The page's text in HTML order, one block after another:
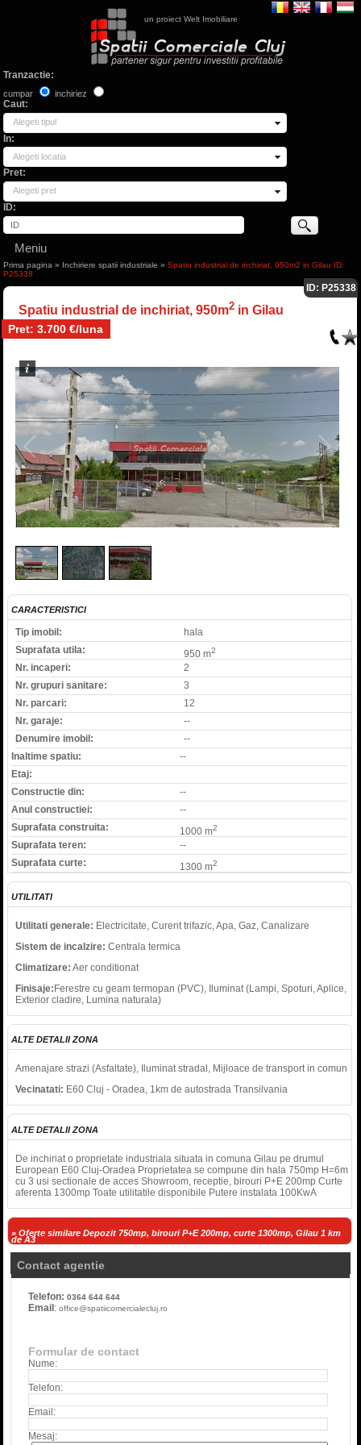
un proiect Welt Imobiliare
Tranzactie:
cumpar inchiriez
Caut:
Alegeti tipul
In:
Alegeti locatia
Pret:
Alegeti pret
ID:
Meniu
Prima pagina » Inchiriere spatii industriale »Spatiu industrial de inchiriat, 950m2 in Gilau ID:
P25338
Spatiu industrial de inchiriat, 950m2in Gilau
Pret: 3.700 €/luna
ID: P25338
1/3
CARACTERISTICI
Tip imobil:
hala
Suprafata utila:
950 m2
Nr. incaperi:
2
Nr. grupuri sanitare:
3
Nr. parcari:
12
Nr. garaje:
--
Denumire imobil:
--
Inaltime spatiu:
--
Etaj:
Constructie din:
--
Anul constructiei:
--
Suprafata construita:
1000 m2
Suprafata teren:
--
Suprafata curte:
1300 m2
UTILITATI
Utilitati generale: Electricitate, Curent trifazic, Apa, Gaz, Canalizare
Sistem de incalzire: Centrala termica
Climatizare: Aer conditionat
Finisaje: Ferestre cu geam termopan (PVC), Iluminat (Lampi, Spoturi, Aplice,
Exterior cladire, Lumina naturala)
ALTE DETALII ZONA
Amenajare strazi (Asfaltate), Iluminat stradal, Mijloace de transport in comun
Vecinatati: E60 Cluj - Oradea, 1km de autostrada Transilvania
ALTE DETALII ZONA
De inchiriat o proprietate industriala situata in comuna Gilau pe drumul
European E60 Cluj-Oradea Proprietatea se compune din hala 750mp H=6m
cu 3 usi sectionale de acces Showroom, receptie, birouri P+E 200mp Curte
aferenta 1300mp Toate utilitatile disponibile Putere instalata 100KwA
» Oferte similare Depozit 750mp, birouri P+E 200mp, curte 1300mp, Gilau 1 km
de A3
Contact agentie
Telefon:0364 644 644
Email :office@spatiicomercialecluj.ro
Formular de contact
Nume:
Telefon:
Email:
Mesaj: